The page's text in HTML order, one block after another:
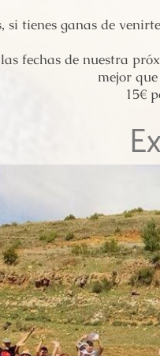
si tienes ganas de
fechas de nuestra
mejor
15€